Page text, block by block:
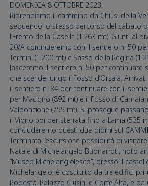
DOMENICA 8 OTTOBRE 2023:
Riprendiamo il cammino da Chiusi della
seguendo lo stesso percorso del sabato
l’Eremo della Casella (1.263 mt). Giunti al
20/A continueremo con il sentiero n. 50
Termini (1.200 mt) e Sasso della Regina
lasceremo il sentiero n. 50 per continuare
che scende lungo il Fosso d’Orsaia.
il sentiero n. 84 per continuare con il
per Macigno (892 mt) e il Fosso di
Valboncione (755 mt). Si prosegue
il Vigno poi per sterrata fino a Lama (535
concluderemo questi due giorni sul
Terminata l’escursione possibilità di
Natale di Michelangelo Buonarroti, noto
“Museo Michelangiolesco”, presso il
Michelangelo; è costituito da tre edifici
Podestà, Palazzo Clusini e Corte Alta, e